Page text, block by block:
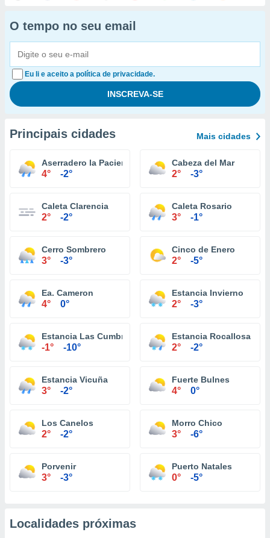
O tempo no seu email
Eu li e aceito a política de privacidade.
Principais cidades Mais cidades
Aserradero la Paciencia
4° -2°
Cabeza del Mar
2° -3°
Caleta Clarencia
2° -2°
Caleta Rosario
3° -1°
Cerro Sombrero
3° -3°
Cinco de Enero
2° -5°
Ea. Cameron
4° 0°
Estancia Invierno
2° -3°
Estancia Las Cumbres
-1° -10°
Estancia Rocallosa
2° -2°
Estancia Vicuña
3° -2°
Fuerte Bulnes
4° 0°
Los Canelos
2° -2°
Morro Chico
3° -6°
Porvenir
3° -3°
Puerto Natales
0° -5°
Localidades próximas